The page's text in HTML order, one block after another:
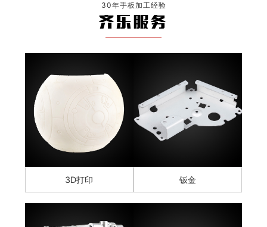
30年手板加工经验
齐乐服务
3D打印 钣金